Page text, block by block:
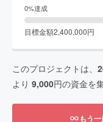
0%達成
目標金額2,400,000円
このプロジェクトは、
より 9,000円の資金を
もう